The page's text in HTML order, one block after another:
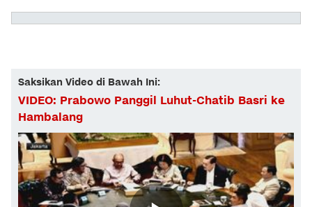
Saksikan Video di Bawah Ini:
VIDEO: Prabowo Panggil Luhut-Chatib Basri ke
Hambalang